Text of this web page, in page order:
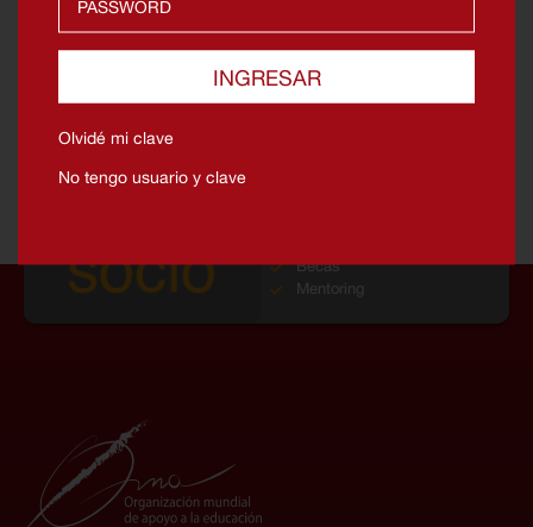
Escuela de Mentoring de España
Universidad de Celaya
INGRESAR
Olvidé mi clave
No tengo usuario y clave
Becas
Mentoring